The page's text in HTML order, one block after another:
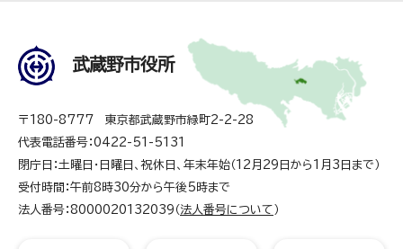
武蔵野市役所
〒180-8777 東京都武蔵野市緑町2-2-28
代表電話番号：0422-51-5131
閉庁日：土曜日・日曜日、祝休日、年末年始（12月29日から1月3日まで）
受付時間：午前8時30分から午後5時まで
法人番号：8000020132039（ 法人番号について ）